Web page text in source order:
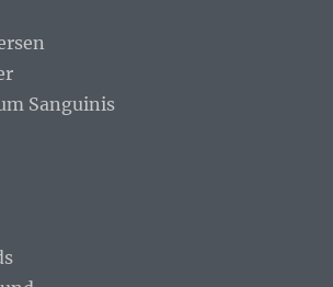
Sanguinis